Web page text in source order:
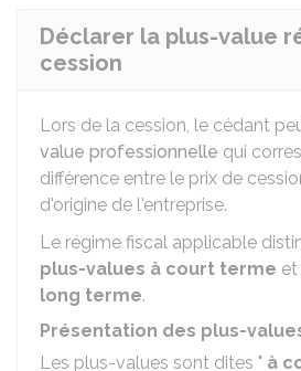
Déclarer la plus-value
cession
Lors de la cession, le cédant
value professionnelle qui
différence entre le prix de
d'origine de l'entreprise.
Le régime fiscal applicable
plus-values à court terme et
long terme.
Présentation des plus-
Les plus-values sont dites " à